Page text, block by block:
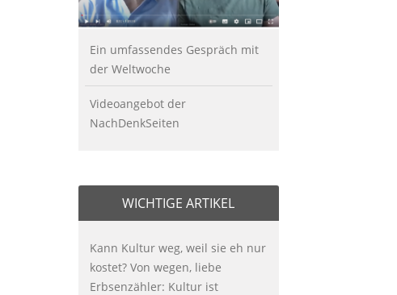
Ein umfassendes Gespräch mit
der Weltwoche
Videoangebot der
NachDenkSeiten
WICHTIGE ARTIKEL
Kann Kultur weg, weil sie eh nur
kostet? Von wegen, liebe
Erbsenzähler: Kultur ist